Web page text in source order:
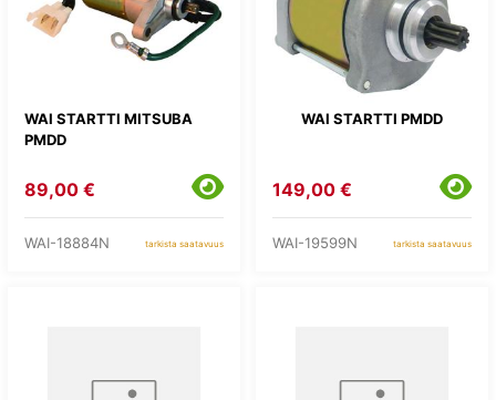
WAI STARTTI MITSUBA
PMDD
89,00 €
WAI-18884N tarkista saatavuus
WAI STARTTI PMDD
149,00 €
WAI-19599N tarkista saatavuus